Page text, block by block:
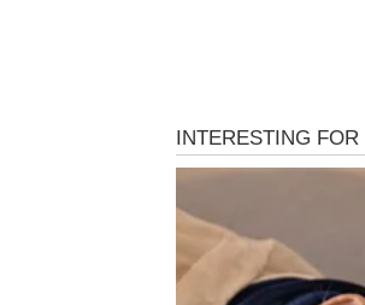
Za Lava, današnji
samopouzdanja i
zablistate bez
DEVICA –
Devicama današnja